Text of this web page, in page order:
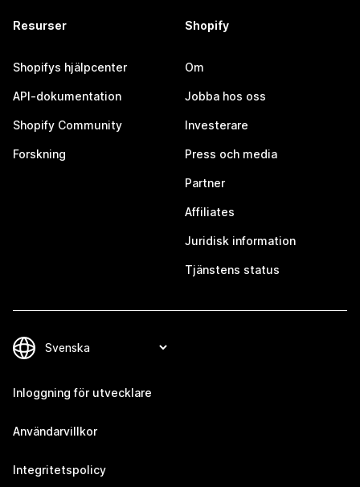
Resurser
Shopifys hjälpcenter
API-dokumentation
Shopify Community
Forskning
Shopify
Om
Jobba hos oss
Investerare
Press och media
Partner
Affiliates
Juridisk information
Tjänstens status
Inloggning för utvecklare
Användarvillkor
Integritetspolicy